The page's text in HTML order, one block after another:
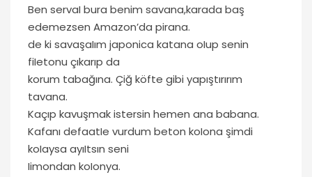
Ben servaI bura benim savana,karada baş
edemezsen Amazon’da pirana.
de ki savaşaIım japonica katana oIup senin
fiIetonu çıkarıp da
korum tabağına. Çiğ köfte gibi yapıştırırım
tavana.
Kaçıp kavuşmak istersin hemen ana babana.
Kafanı defaatIe vurdum beton koIona şimdi
koIaysa ayıItsın seni
Iimondan koIonya.